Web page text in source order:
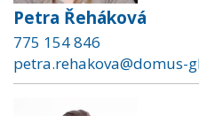
Petra Řeháková
775 154 846
petra.rehakova@domus-